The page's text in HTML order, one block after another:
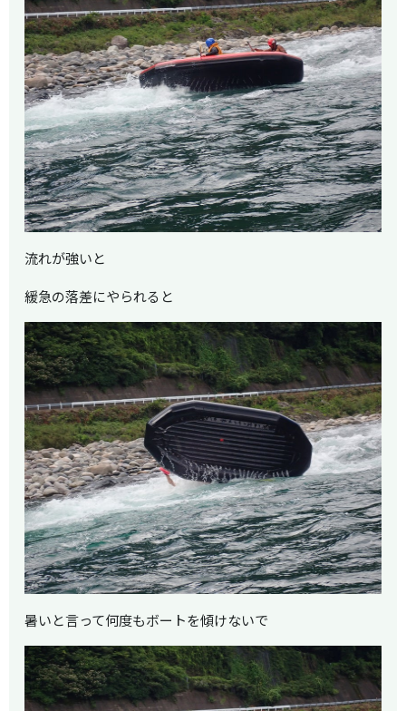
流れが強いと
緩急の落差にやられると
暑いと言って何度もボートを傾けないで